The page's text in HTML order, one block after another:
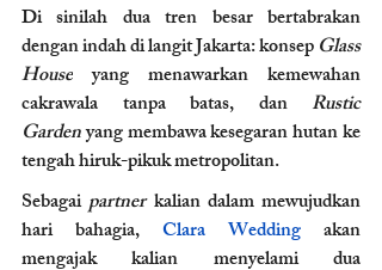
Di sinilah dua tren besar bertabrakan
dengan indah di langit Jakarta: konsep Glass
House yang menawarkan kemewahan
cakrawala tanpa batas, dan Rustic
Garden yang membawa kesegaran hutan ke
tengah hiruk-pikuk metropolitan.
Sebagai partner kalian dalam mewujudkan
hari bahagia, Clara Wedding akan